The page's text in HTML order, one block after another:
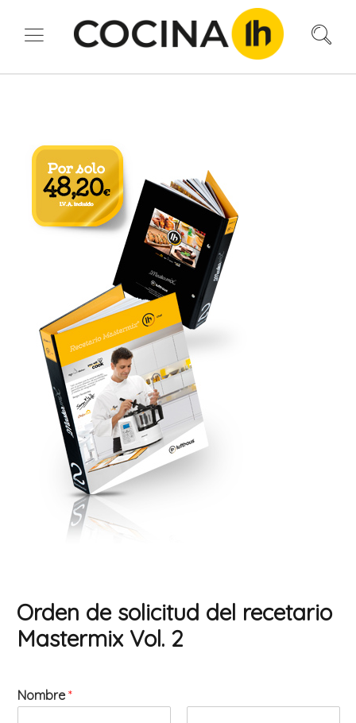
Orden de solicitud del recetario
Mastermix Vol. 2
Nombre *